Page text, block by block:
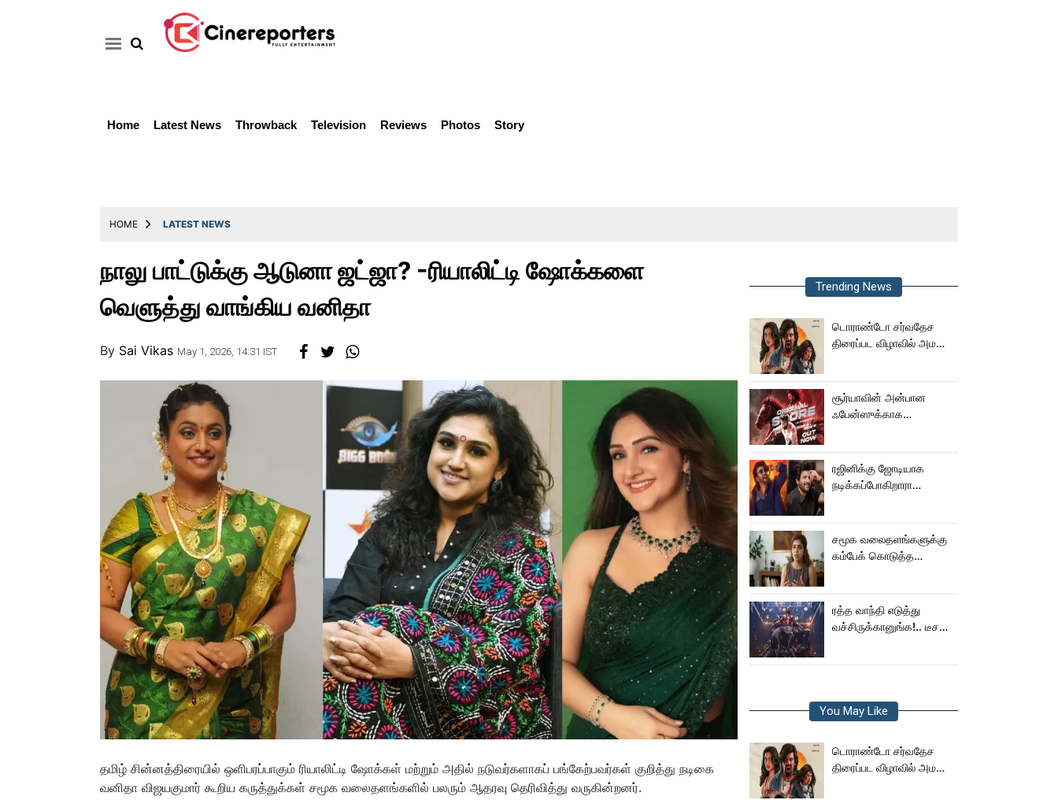
Home Latest News Throwback Television Reviews Photos Story
HOME LATEST NEWS
நாலு பாட்டுக்கு ஆடுனா ஜட்ஜா? -ரியாலிட்டி ஷோக்களை
வெளுத்து வாங்கிய வனிதா
By Sai Vikas May 1, 2026, 14:31 IST
தமிழ் சின்னத்திரையில் ஒளிபரப்பாகும் ரியாலிட்டி ஷோக்கள் மற்றும் அதில் நடுவர்களாகப் பங்கேற்பவர்கள் குறித்து நடிகை
வனிதா விஜயகுமார் கூறிய கருத்துக்கள் சமூக வலைதளங்களில் பலரும் ஆதரவு தெரிவித்து வருகின்றனர்.
Trending News
டொராண்டோ சர்வதேச
திரைப்பட விழாவில் அமலா
சூர்யாவின் அன்பான
ஃபேன்ஸுக்காக
ரஜினிக்கு ஜோடியாக
நடிக்கப்போகிறாரா
சமூக வலைதளங்களுக்கு
கம்பேக் கொடுத்த
ரத்த வாந்தி எடுத்து
வச்சிருக்கானுங்க!.. டீசரை
You May Like
டொராண்டோ சர்வதேச
திரைப்பட விழாவில் அமலா